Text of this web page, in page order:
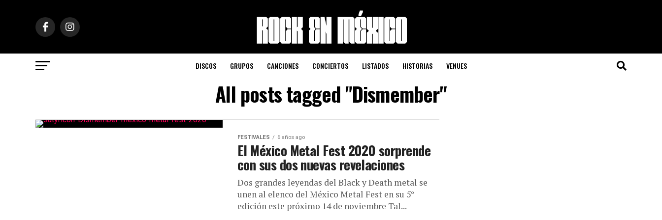
DISCOS GRUPOS CANCIONES CONCIERTOS LISTADOS HISTORIAS VENUES
All posts tagged "Dismember"
FESTIVALES 6 años ago
El México Metal Fest 2020 sorprende
con sus dos nuevas revelaciones
Dos grandes leyendas del Black y Death metal se
unen al elenco del México Metal Fest en su 5°
edición este próximo 14 de noviembre Tal...